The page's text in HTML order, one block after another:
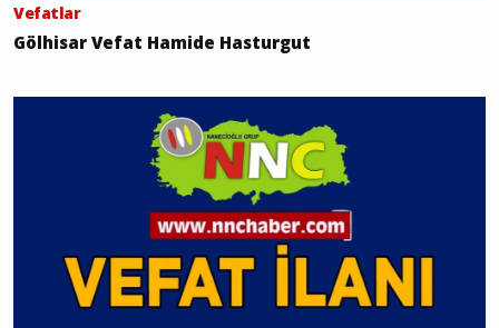
Vefatlar
Gölhisar Vefat Hamide Hasturgut